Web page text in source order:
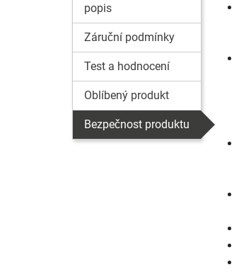
popis
Záruční podmínky
Test a hodnocení
Oblíbený produkt
Bezpečnost produktu